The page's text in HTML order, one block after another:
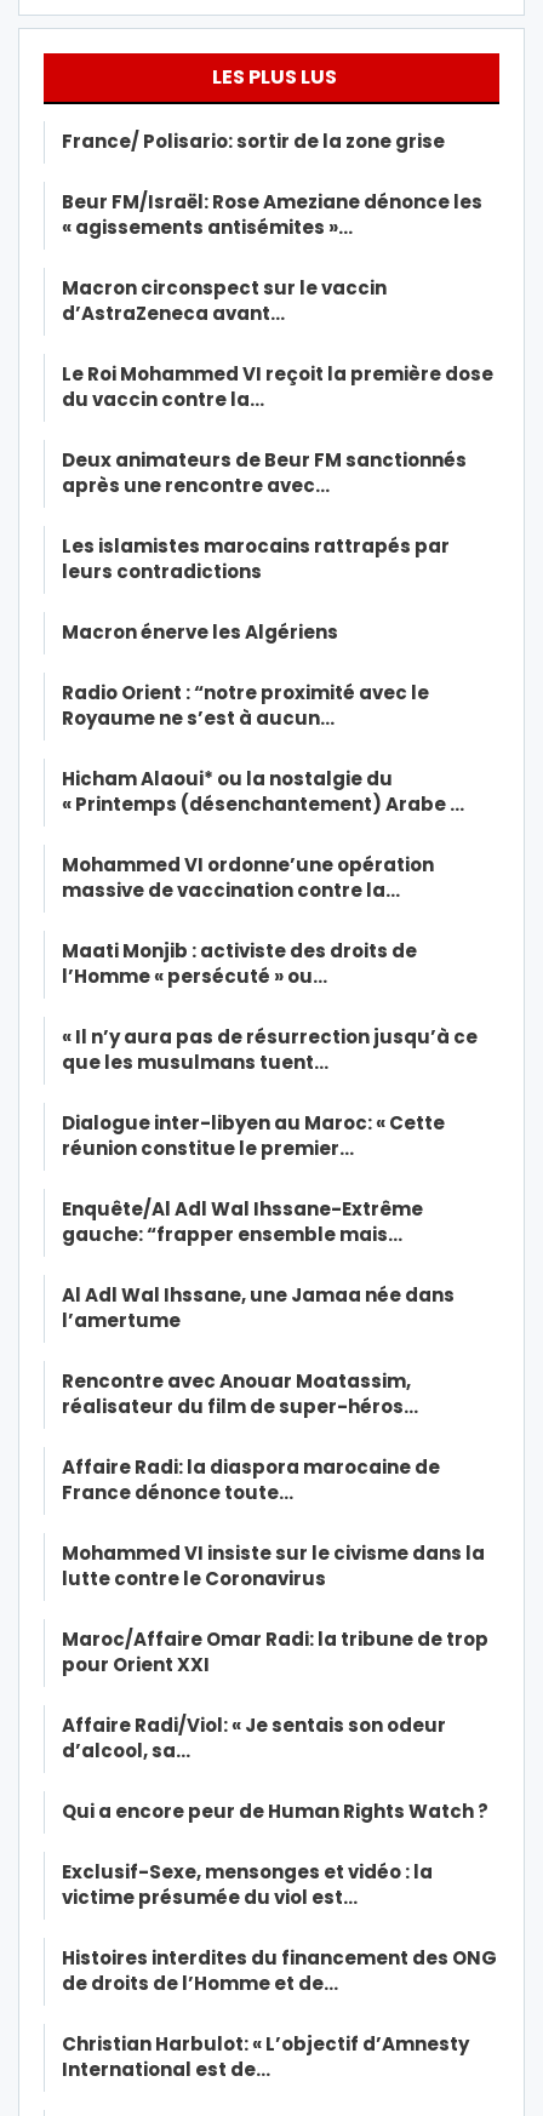
LES PLUS LUS
France/ Polisario: sortir de la zone grise
Beur FM/Israël: Rose Ameziane dénonce les
« agissements antisémites »…
Macron circonspect sur le vaccin
d’AstraZeneca avant…
Le Roi Mohammed VI reçoit la première dose
du vaccin contre la…
Deux animateurs de Beur FM sanctionnés
après une rencontre avec…
Les islamistes marocains rattrapés par
leurs contradictions
Macron énerve les Algériens
Radio Orient : “notre proximité avec le
Royaume ne s’est à aucun…
Hicham Alaoui* ou la nostalgie du
« Printemps (désenchantement) Arabe …
Mohammed VI ordonne’une opération
massive de vaccination contre la…
Maati Monjib : activiste des droits de
l’Homme « persécuté » ou…
« Il n’y aura pas de résurrection jusqu’à ce
que les musulmans tuent…
Dialogue inter-libyen au Maroc: « Cette
réunion constitue le premier…
Enquête/Al Adl Wal Ihssane-Extrême
gauche: “frapper ensemble mais…
Al Adl Wal Ihssane, une Jamaa née dans
l’amertume
Rencontre avec Anouar Moatassim,
réalisateur du film de super-héros…
Affaire Radi: la diaspora marocaine de
France dénonce toute…
Mohammed VI insiste sur le civisme dans la
lutte contre le Coronavirus
Maroc/Affaire Omar Radi: la tribune de trop
pour Orient XXI
Affaire Radi/Viol: « Je sentais son odeur
d’alcool, sa…
Qui a encore peur de Human Rights Watch ?
Exclusif-Sexe, mensonges et vidéo : la
victime présumée du viol est…
Histoires interdites du financement des ONG
de droits de l’Homme et de…
Christian Harbulot: « L’objectif d’Amnesty
International est de…